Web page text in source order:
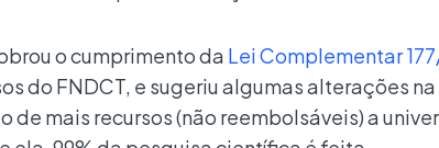
o cumprimento da Lei Complementar
do FNDCT, e sugeriu algumas alterações
de mais recursos (não reembolsáveis) a